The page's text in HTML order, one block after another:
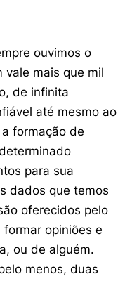
ouvimos o
vale mais que mil
de infinita
até mesmo ao
formação de
para sua
dados que temos
oferecidos pelo
opiniões e
ou de alguém.
menos, duas